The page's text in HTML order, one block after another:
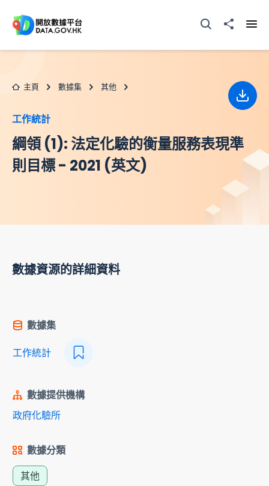
打開搜尋器分享至
主頁 數據集 其他
工作統計
綱領 (1): 法定化驗的衡量服務表現準
則目標 - 2021 (英文)
下載
數據資源的詳細資料
數據集
工作統計
數據提供機構
政府化驗所
數據分類
其他